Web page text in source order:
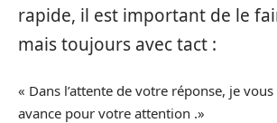
rapide, il est important de le
mais toujours avec tact :
« Dans l’attente de votre réponse, je
avance pour votre attention .»